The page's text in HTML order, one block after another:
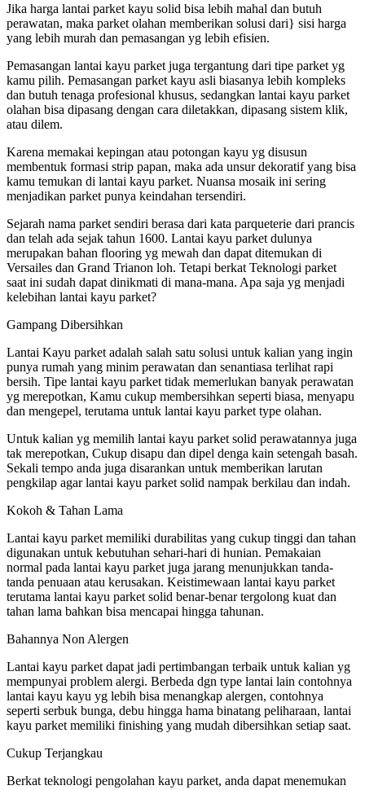
Jika harga lantai parket kayu solid bisa lebih mahal dan butuh
perawatan, maka parket olahan memberikan solusi dari} sisi harga
yang lebih murah dan pemasangan yg lebih efisien.
Pemasangan lantai kayu parket juga tergantung dari tipe parket yg
kamu pilih. Pemasangan parket kayu asli biasanya lebih kompleks
dan butuh tenaga profesional khusus, sedangkan lantai kayu parket
olahan bisa dipasang dengan cara diletakkan, dipasang sistem klik,
atau dilem.
Karena memakai kepingan atau potongan kayu yg disusun
membentuk formasi strip papan, maka ada unsur dekoratif yang bisa
kamu temukan di lantai kayu parket. Nuansa mosaik ini sering
menjadikan parket punya keindahan tersendiri.
Sejarah nama parket sendiri berasa dari kata parqueterie dari prancis
dan telah ada sejak tahun 1600. Lantai kayu parket dulunya
merupakan bahan flooring yg mewah dan dapat ditemukan di
Versailes dan Grand Trianon loh. Tetapi berkat Teknologi parket
saat ini sudah dapat dinikmati di mana-mana. Apa saja yg menjadi
kelebihan lantai kayu parket?
Gampang Dibersihkan
Lantai Kayu parket adalah salah satu solusi untuk kalian yang ingin
punya rumah yang minim perawatan dan senantiasa terlihat rapi
bersih. Tipe lantai kayu parket tidak memerlukan banyak perawatan
yg merepotkan, Kamu cukup membersihkan seperti biasa, menyapu
dan mengepel, terutama untuk lantai kayu parket type olahan.
Untuk kalian yg memilih lantai kayu parket solid perawatannya juga
tak merepotkan, Cukup disapu dan dipel denga kain setengah basah.
Sekali tempo anda juga disarankan untuk memberikan larutan
pengkilap agar lantai kayu parket solid nampak berkilau dan indah.
Kokoh & Tahan Lama
Lantai kayu parket memiliki durabilitas yang cukup tinggi dan tahan
digunakan untuk kebutuhan sehari-hari di hunian. Pemakaian
normal pada lantai kayu parket juga jarang menunjukkan tanda-
tanda penuaan atau kerusakan. Keistimewaan lantai kayu parket
terutama lantai kayu parket solid benar-benar tergolong kuat dan
tahan lama bahkan bisa mencapai hingga tahunan.
Bahannya Non Alergen
Lantai kayu parket dapat jadi pertimbangan terbaik untuk kalian yg
mempunyai problem alergi. Berbeda dgn type lantai lain contohnya
lantai kayu kayu yg lebih bisa menangkap alergen, contohnya
seperti serbuk bunga, debu hingga hama binatang peliharaan, lantai
kayu parket memiliki finishing yang mudah dibersihkan setiap saat.
Cukup Terjangkau
Berkat teknologi pengolahan kayu parket, anda dapat menemukan